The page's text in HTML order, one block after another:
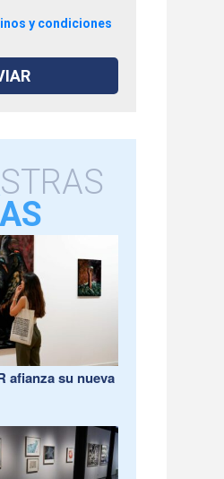
y condiciones
afianza su nueva